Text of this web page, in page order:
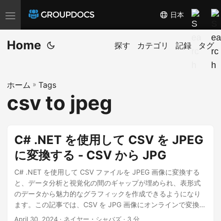
T
o
g
e
n
a
日本
Home 探す カテゴリ 記録 タグ
ホーム » Tags
csv to jpeg
C# .NET を使用して CSV を JPEG
に変換する - CSV から JPG
C# .NET を使用して CSV ファイルを JPEG 画像に変換する
と、データ分析と視覚化の間のギャップが埋められ、表形式
のデータから魅力的なグラフィックを作成できるようになり
ます。この記事では、CSV を JPG 画像にオンラインで変換す
る方法について詳しく説明します。
April 30, 2024 · ネイヤー・シャバズ · 3 分